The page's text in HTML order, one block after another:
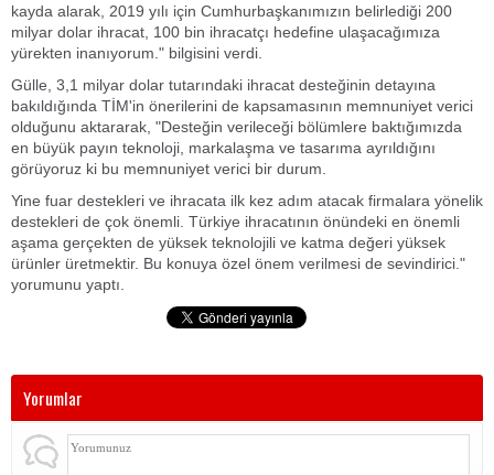
kayda alarak, 2019 yılı için Cumhurbaşkanımızın belirlediği 200
milyar dolar ihracat, 100 bin ihracatçı hedefine ulaşacağımıza
yürekten inanıyorum." bilgisini verdi.
Gülle, 3,1 milyar dolar tutarındaki ihracat desteğinin detayına
bakıldığında TİM'in önerilerini de kapsamasının memnuniyet verici
olduğunu aktararak, "Desteğin verileceği bölümlere baktığımızda
en büyük payın teknoloji, markalaşma ve tasarıma ayrıldığını
görüyoruz ki bu memnuniyet verici bir durum.
Yine fuar destekleri ve ihracata ilk kez adım atacak firmalara yönelik
destekleri de çok önemli. Türkiye ihracatının önündeki en önemli
aşama gerçekten de yüksek teknolojili ve katma değeri yüksek
ürünler üretmektir. Bu konuya özel önem verilmesi de sevindirici."
yorumunu yaptı.
Yorumlar